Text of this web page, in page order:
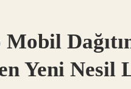
Yeni Nesil